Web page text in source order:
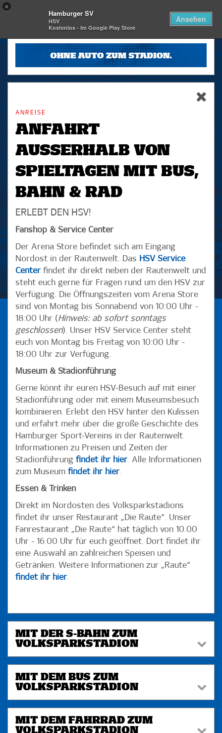
×
Hamburger SV
HSV
Kostenlos - Im Google Play Store
Ansehen
skip_navigation
ANREISE
ANFAHRT
AUSSERHALB VON S
PIELTAGEN MIT BUS, B
AHN & RAD
ERLEBT DEN HSV!
Fanshop & Service Center
Der Arena Store befindet sich am Eingang
Nordost in der Rautenwelt. Das HSV Service
Center findet ihr direkt neben der Rautenwelt und
steht euch gerne für Fragen rund um den HSV zur
Verfügung. Die Öffnungszeiten vom Arena Store
sind von Montag bis Sonnabend von 10:00 Uhr -
18:00 Uhr (Hinweis: ab sofort sonntags
geschlossen). Unser HSV Service Center steht
euch von Montag bis Freitag von 10:00 Uhr -
18:00 Uhr zur Verfügung.
Museum & Stadionführung
Gerne könnt ihr euren HSV-Besuch auf mit einer
Stadionführung oder mit einem Museumsbesuch
kombinieren. Erlebt den HSV hinter den Kulissen
und erfahrt mehr über die große Geschichte des
Hamburger Sport-Vereins in der Rautenwelt.
Informationen zu Preisen und Zeiten der
Stadionführung findet ihr hier. Alle Informationen
zum Museum findet ihr hier.
Essen & Trinken
Direkt im Nordosten des Volksparkstadions
findet ihr unser Restaurant „Die Raute“. Unser
Fanrestaurant „Die Raute“ hat täglich von 10.00
Uhr - 16.00 Uhr für euch geöffnet. Dort findet ihr
eine Auswahl an zahlreichen Speisen und
Getränken. Weitere Informationen zur „Raute“
findet ihr hier.
MIT DER S-BAHN ZUM
VOLKSPARKSTADION
MIT DEM BUS ZUM
VOLKSPARKSTADION
MIT DEM FAHRRAD ZUM
VOLKSPARKSTADION